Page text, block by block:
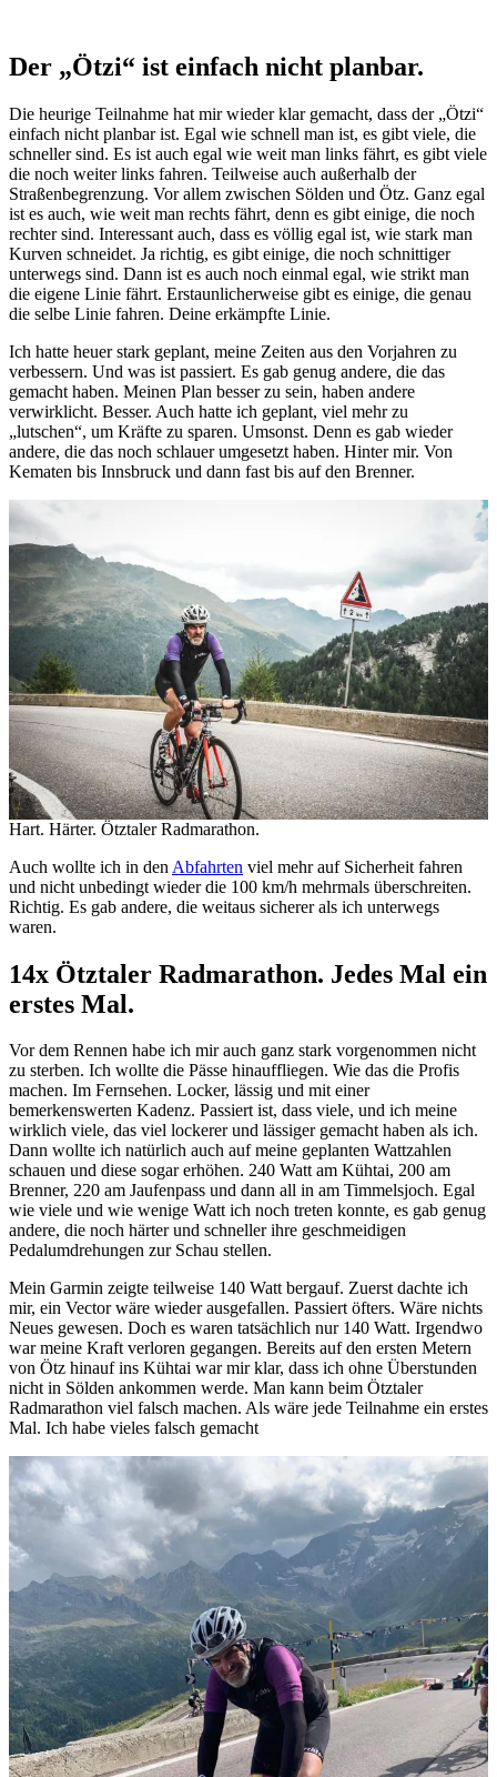
Der „Ötzi“ ist einfach nicht planbar.
Die heurige Teilnahme hat mir wieder klar gemacht, dass der „Ötzi“
einfach nicht planbar ist. Egal wie schnell man ist, es gibt viele, die
schneller sind. Es ist auch egal wie weit man links fährt, es gibt viele
die noch weiter links fahren. Teilweise auch außerhalb der
Straßenbegrenzung. Vor allem zwischen Sölden und Ötz. Ganz egal
ist es auch, wie weit man rechts fährt, denn es gibt einige, die noch
rechter sind. Interessant auch, dass es völlig egal ist, wie stark man
Kurven schneidet. Ja richtig, es gibt einige, die noch schnittiger
unterwegs sind. Dann ist es auch noch einmal egal, wie strikt man
die eigene Linie fährt. Erstaunlicherweise gibt es einige, die genau
die selbe Linie fahren. Deine erkämpfte Linie.
Ich hatte heuer stark geplant, meine Zeiten aus den Vorjahren zu
verbessern. Und was ist passiert. Es gab genug andere, die das
gemacht haben. Meinen Plan besser zu sein, haben andere
verwirklicht. Besser. Auch hatte ich geplant, viel mehr zu
„lutschen“, um Kräfte zu sparen. Umsonst. Denn es gab wieder
andere, die das noch schlauer umgesetzt haben. Hinter mir. Von
Kematen bis Innsbruck und dann fast bis auf den Brenner.
Hart. Härter. Ötztaler Radmarathon.
Auch wollte ich in den Abfahrten viel mehr auf Sicherheit fahren
und nicht unbedingt wieder die 100 km/h mehrmals überschreiten.
Richtig. Es gab andere, die weitaus sicherer als ich unterwegs
waren.
14x Ötztaler Radmarathon. Jedes Mal ein
erstes Mal.
Vor dem Rennen habe ich mir auch ganz stark vorgenommen nicht
zu sterben. Ich wollte die Pässe hinauffliegen. Wie das die Profis
machen. Im Fernsehen. Locker, lässig und mit einer
bemerkenswerten Kadenz. Passiert ist, dass viele, und ich meine
wirklich viele, das viel lockerer und lässiger gemacht haben als ich.
Dann wollte ich natürlich auch auf meine geplanten Wattzahlen
schauen und diese sogar erhöhen. 240 Watt am Kühtai, 200 am
Brenner, 220 am Jaufenpass und dann all in am Timmelsjoch. Egal
wie viele und wie wenige Watt ich noch treten konnte, es gab genug
andere, die noch härter und schneller ihre geschmeidigen
Pedalumdrehungen zur Schau stellen.
Mein Garmin zeigte teilweise 140 Watt bergauf. Zuerst dachte ich
mir, ein Vector wäre wieder ausgefallen. Passiert öfters. Wäre nichts
Neues gewesen. Doch es waren tatsächlich nur 140 Watt. Irgendwo
war meine Kraft verloren gegangen. Bereits auf den ersten Metern
von Ötz hinauf ins Kühtai war mir klar, dass ich ohne Überstunden
nicht in Sölden ankommen werde. Man kann beim Ötztaler
Radmarathon viel falsch machen. Als wäre jede Teilnahme ein erstes
Mal. Ich habe vieles falsch gemacht